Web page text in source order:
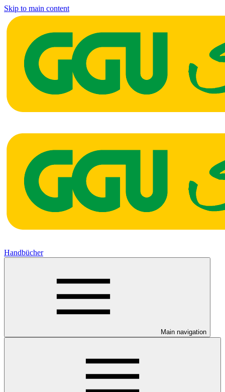
Skip to main content
Handbücher
Main navigation